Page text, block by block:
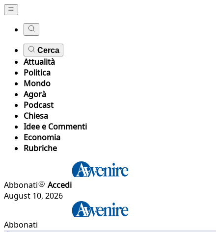
Cerca
Attualità
Politica
Mondo
Agorà
Podcast
Chiesa
Idee e Commenti
Economia
Rubriche
Abbonati
Accedi
August 10, 2026
Abbonati